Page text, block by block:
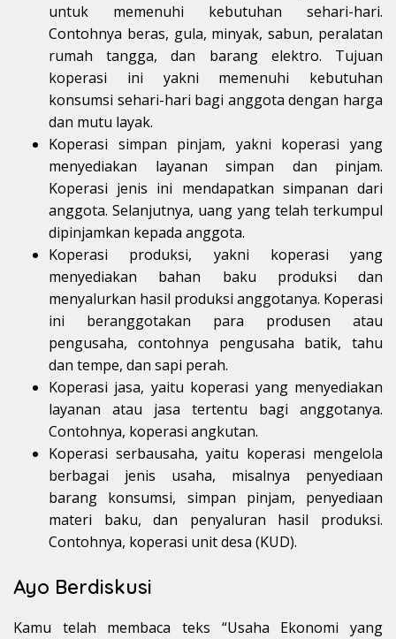
untuk memenuhi kebutuhan sehari-hari.
Contohnya beras, gula, minyak, sabun, peralatan
rumah tangga, dan barang elektro. Tujuan
koperasi ini yakni memenuhi kebutuhan
konsumsi sehari-hari bagi anggota dengan harga
dan mutu layak.
Koperasi simpan pinjam, yakni koperasi yang
menyediakan layanan simpan dan pinjam.
Koperasi jenis ini mendapatkan simpanan dari
anggota. Selanjutnya, uang yang telah terkumpul
dipinjamkan kepada anggota.
Koperasi produksi, yakni koperasi yang
menyediakan bahan baku produksi dan
menyalurkan hasil produksi anggotanya. Koperasi
ini beranggotakan para produsen atau
pengusaha, contohnya pengusaha batik, tahu
dan tempe, dan sapi perah.
Koperasi jasa, yaitu koperasi yang menyediakan
layanan atau jasa tertentu bagi anggotanya.
Contohnya, koperasi angkutan.
Koperasi serbausaha, yaitu koperasi mengelola
berbagai jenis usaha, misalnya penyediaan
barang konsumsi, simpan pinjam, penyediaan
materi baku, dan penyaluran hasil produksi.
Contohnya, koperasi unit desa (KUD).
Ayo Berdiskusi
Kamu telah membaca teks “Usaha Ekonomi yang